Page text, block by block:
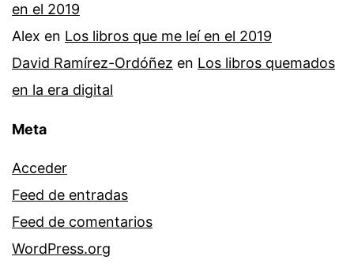
en el 2019
Alex en Los libros que me leí en el 2019
David Ramírez-Ordóñez en Los libros quemados
en la era digital
Meta
Acceder
Feed de entradas
Feed de comentarios
WordPress.org